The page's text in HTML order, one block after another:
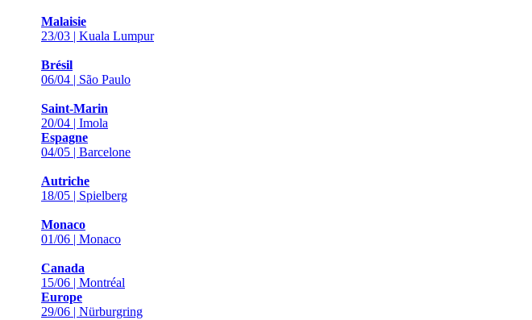
Malaisie
23/03 | Kuala Lumpur
Brésil
06/04 | São Paulo
Saint-Marin
20/04 | Imola
Espagne
04/05 | Barcelone
Autriche
18/05 | Spielberg
Monaco
01/06 | Monaco
Canada
15/06 | Montréal
Europe
29/06 | Nürburgring